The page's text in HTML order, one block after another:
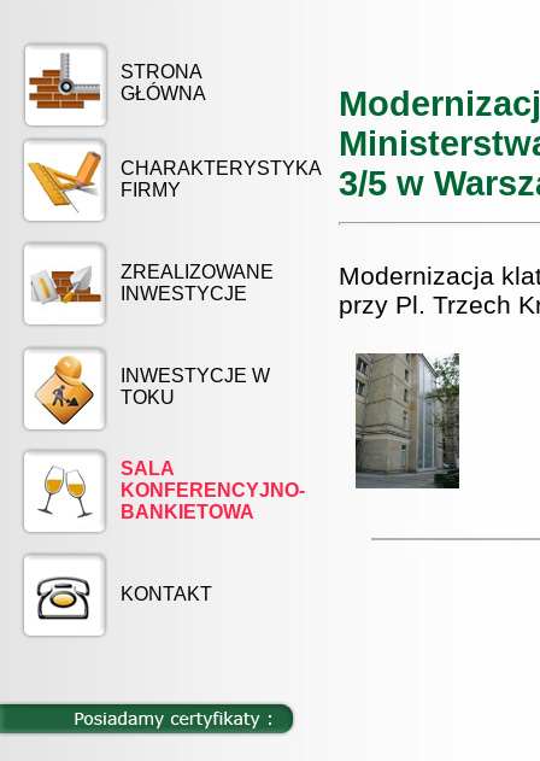
STRONA
GŁÓWNA
CHARAKTERYSTYKA
FIRMY
ZREALIZOWANE
INWESTYCJE
INWESTYCJE W
TOKU
SALA
KONFERENCYJNO-
BANKIETOWA
KONTAKT
3/5 w
Modernizacja
przy Pl. Trzech